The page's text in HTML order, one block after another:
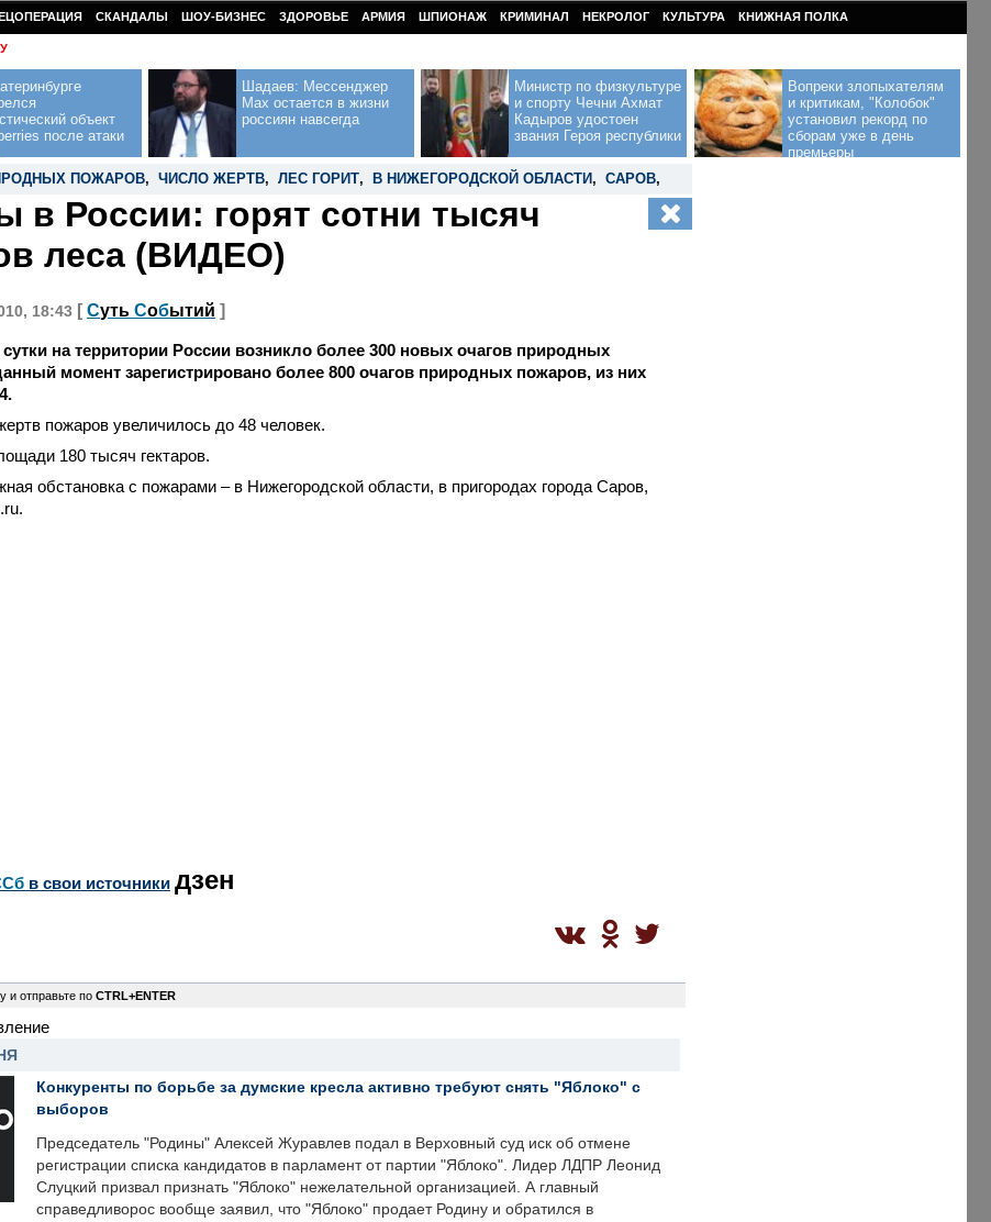
СКАНДАЛЫ ШОУ-БИЗНЕС ЗДОРОВЬЕ АРМИЯ ШПИОНАЖ КРИМИНАЛ НЕКРОЛОГ КУЛЬТУРА КНИЖНАЯ ПОЛКА
объект
после атаки
Шадаев: Мессенджер
Max остается в жизни
россиян навсегда
Министр по физкультуре
и спорту Чечни Ахмат
Кадыров удостоен
звания Героя республики
Вопреки злопыхателям
и критикам, "Колобок"
установил рекорд по
сборам уже в день
премьеры
ПОЖАРОВ, ЧИСЛО ЖЕРТВ, ЛЕС ГОРИТ, В НИЖЕГОРОДСКОЙ ОБЛАСТИ , САРОВ,
в России: горят сотни тысяч
леса (ВИДЕО)
18:43 [ Суть Событий ]
на территории России возникло более 300 новых очагов природных
момент зарегистрировано более 800 очагов природных пожаров, из них
пожаров увеличилось до 48 человек.
180 тысяч гектаров.
обстановка с пожарами – в Нижегородской области, в пригородах города Саров,
в свои источники дзен
и отправьте по CTRL+ENTER
Конкуренты по борьбе за думские кресла активно требуют снять "Яблоко" с
выборов
Председатель "Родины" Алексей Журавлев подал в Верховный суд иск об отмене
регистрации списка кандидатов в парламент от партии "Яблоко". Лидер ЛДПР Леонид
Слуцкий призвал признать "Яблоко" нежелательной организацией. А главный
справедливорос вообще заявил, что "Яблоко" продает Родину и обратился в